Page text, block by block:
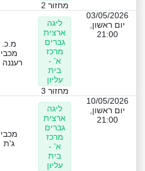
מחזור 2
03/05/2026
יום ראשון,
21:00
ליגה
ארצית
גברים
מרכז
א' -
בית
עליון
מחזור 3
מ.כ.
מכבי
רעננה 1
10/05/2026
יום ראשון,
21:00
ליגה
ארצית
גברים
מרכז
א' -
בית
עליון
מכבי
ג'ת